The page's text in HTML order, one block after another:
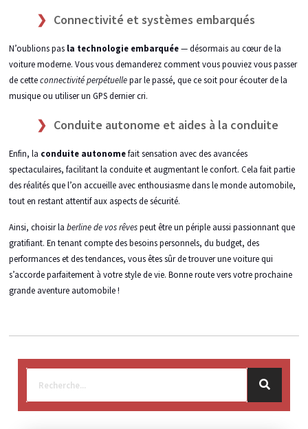
Connectivité et systèmes embarqués
N’oublions pas la technologie embarquée— désormais au cœur de la
voiture moderne. Vous vous demanderez comment vous pouviez vous passer
de cetteconnectivité perpétuellepar le passé, que ce soit pour écouter de la
musique ou utiliser un GPS dernier cri.
Conduite autonome et aides à la conduite
Enfin, la conduite autonomefait sensation avec des avancées
spectaculaires, facilitant la conduite et augmentant le confort. Cela fait partie
des réalités que l’on accueille avec enthousiasme dans le monde automobile,
tout en restant attentif aux aspects de sécurité.
Ainsi, choisir la berline de vos rêvespeut être un périple aussi passionnant que
gratifiant. En tenant compte des besoins personnels, du budget, des
performances et des tendances, vous êtes sûr de trouver une voiture qui
s’accorde parfaitement à votre style de vie. Bonne route vers votre prochaine
grande aventure automobile !